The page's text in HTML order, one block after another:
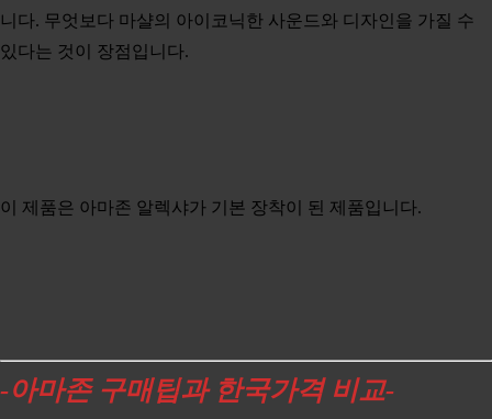
니다. 무엇보다 마샬의 아이코닉한 사운드와 디자인을 가질 수
있다는 것이 장점입니다.
이 제품은 아마존 알렉샤가 기본 장착이 된 제품입니다.
-아마존 구매팁과 한국가격 비교-